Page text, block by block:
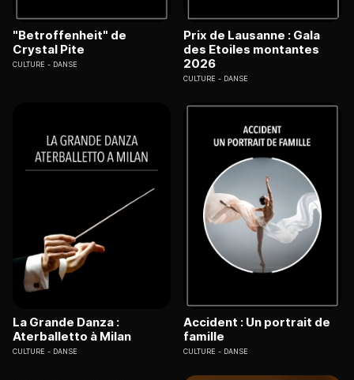
"Betroffenheit" de
Crystal Pite
CULTURE DANSE
Prix de Lausanne : Gala
des Etoiles montantes
2026
CULTURE DANSE
La Grande Danza :
Aterballetto à Milan
CULTURE DANSE
Accident : Un portrait de
famille
CULTURE DANSE